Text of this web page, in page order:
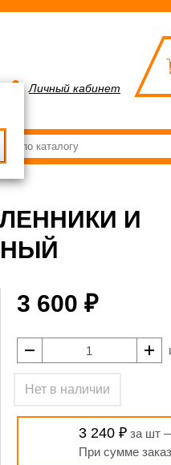
Личный кабинет
И
3 600 ₽
Нет в наличии
3 240 ₽за шт
При сумме